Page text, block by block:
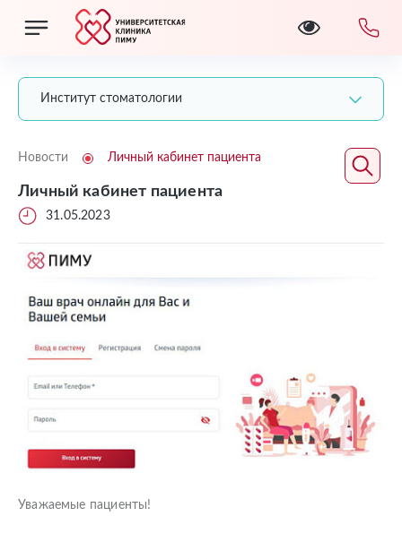
Институт стоматологии
Новости Личный кабинет пациента
Личный кабинет пациента
31.05.2023
Уважаемые пациенты!